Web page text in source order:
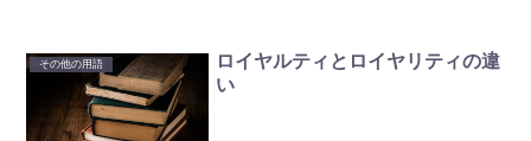
その他の用語
ロイヤルティとロイヤリティの違
い